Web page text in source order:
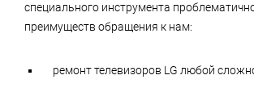
специального инструмента
преимуществ обращения к нам:
ремонт телевизоров LG любой